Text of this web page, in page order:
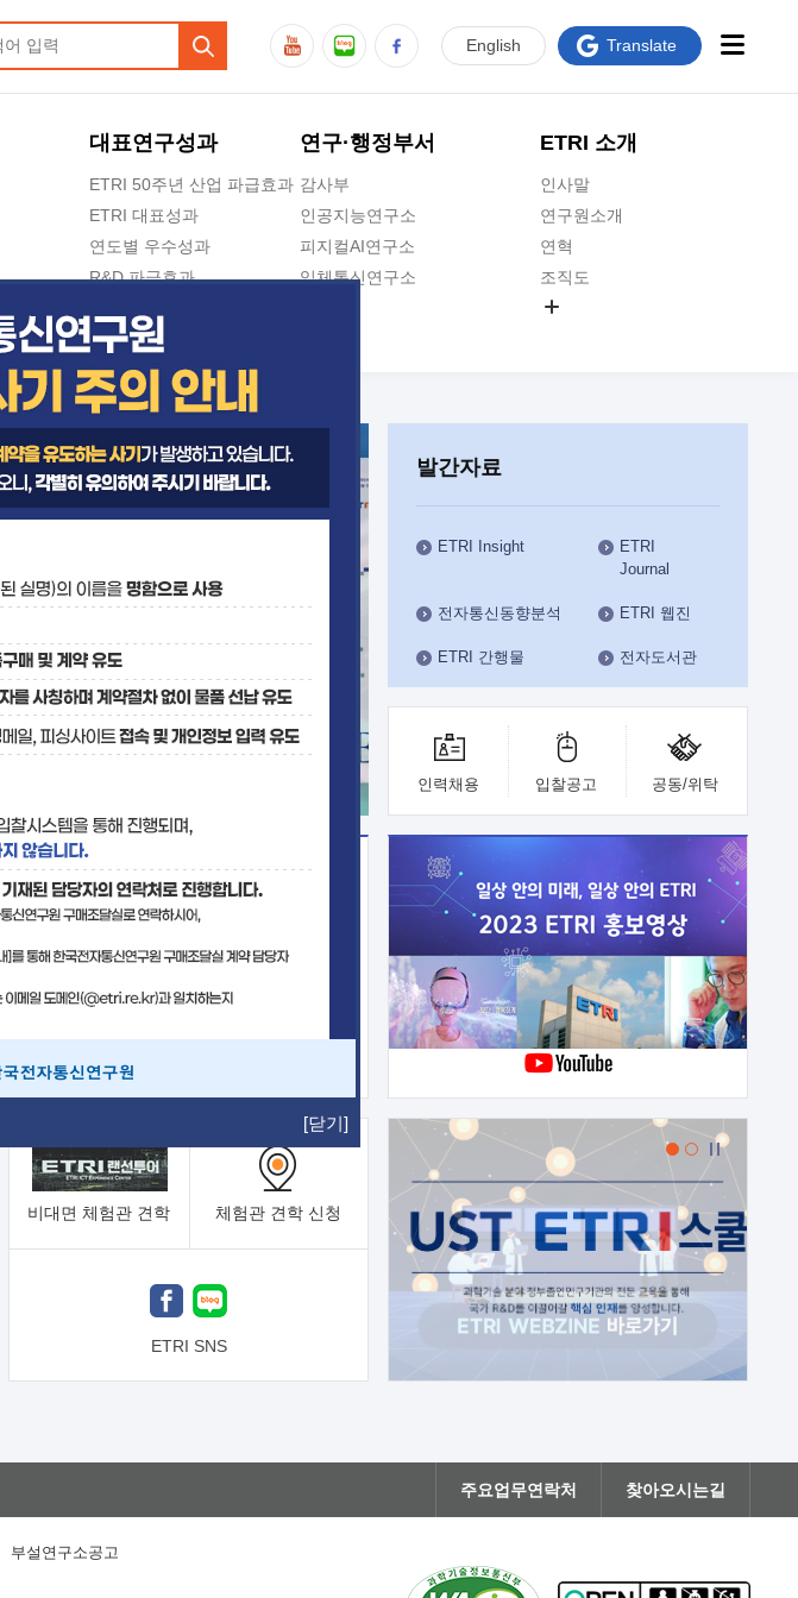
[닫기]
대표연구성과
ETRI 50주년 산업 파급효과
ETRI 대표성과
연도별 우수성과
R&D 파급효과
지식공유플랫폼
연구·행정부서
감사부
인공지능연구소
피지컬AI연구소
입체통신연구소
인공지능안전연구소
우주항공반도체전략연구단
대경권연구본부
호남권연구본부
기획본부
사업화본부
행정본부
대외협력부
ETRI 소개
인사말
연구원소개
연혁
조직도
ETRI CI
English Translate
발간자료
ETRI Insight
ETRI
Journal
전자통신동향분석 ETRI 웹진
ETRI 간행물 전자도서관
인력채용 입찰공고 공동/위탁
기술사업화플랫폼/기술이전
기술예고 중소기업 지원
보유특허 이전가능 기술
융합기술연구생산센터 반도체실험실
비대면 체험관 견학 체험관 견학 신청
ETRI SNS
주요업무연락처 찾아오시는길
부설연구소공고